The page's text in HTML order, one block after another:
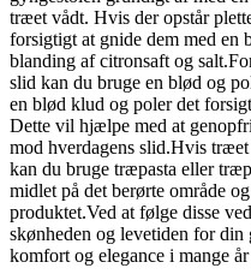
træet vådt. Hvis der opstår
forsigtigt at gnide dem med en
blanding af citronsaft og
slid kan du bruge en blød og
en blød klud og poler det
Dette vil hjælpe med at
mod hverdagens slid.Hvis
kan du bruge træpasta eller
midlet på det berørte område
produktet.Ved at følge disse
skønheden og levetiden for
komfort og elegance i mange